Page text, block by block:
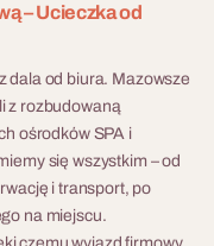
kulach tak samo
żaden warsztat w sali
nie zbuduje.
Atrakcji organizuje
Jump & Run
w całej Polsce
hotelu, park, stadion
10 - 500 osób
– Ucieczka od
dala od biura. Mazowsze
z rozbudowaną
ośrodków SPA i
się wszystkim – od
i transport, po
na miejscu.